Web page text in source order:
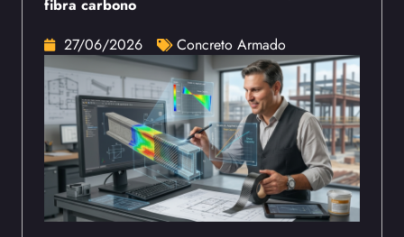
fibra carbono
27/06/2026
Concreto Armado